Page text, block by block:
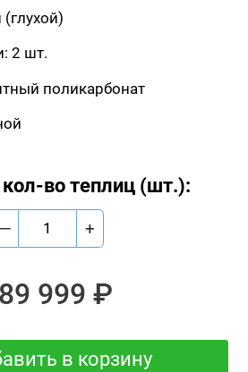
2 шт.
поликарбонат
во теплиц (шт.):
— +
999 ₽
в корзину